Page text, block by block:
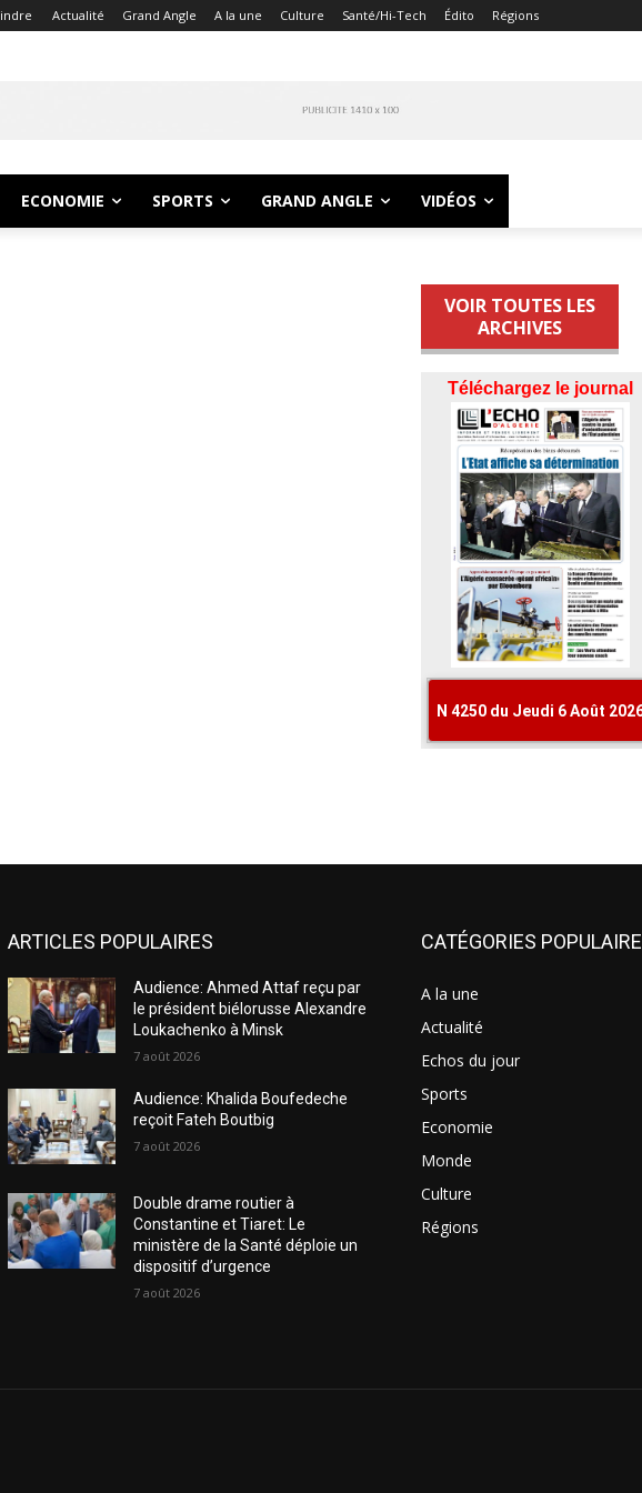
Actualité Grand Angle A la une Culture Santé/Hi-Tech Édito Régions
ECONOMIE SPORTS GRAND ANGLE VIDÉOS
VOIR TOUTES LES
ARCHIVES
ARTICLES POPULAIRES
Audience: Ahmed Attaf reçu par
le président biélorusse Alexandre
Loukachenko à Minsk
7 août 2026
Audience: Khalida Boufedeche
reçoit Fateh Boutbig
7 août 2026
Double drame routier à
Constantine et Tiaret: Le
ministère de la Santé déploie un
dispositif d’urgence
7 août 2026
CATÉGORIES POPULAIRE
A la une
Actualité
Echos du jour
Sports
Economie
Monde
Culture
Régions